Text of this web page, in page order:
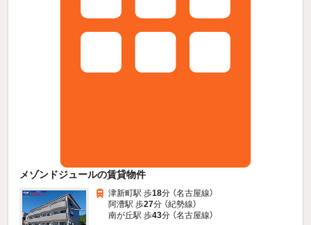
メゾンドジュールの賃貸物件
津新町駅 歩18分 （名古屋線）
阿漕駅 歩27分 （紀勢線）
南が丘駅 歩43分 （名古屋線）